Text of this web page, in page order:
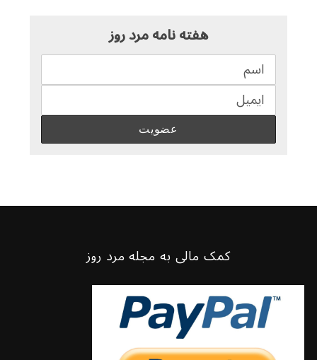
هفته نامه مرد روز
کمک مالی به مجله مرد روز